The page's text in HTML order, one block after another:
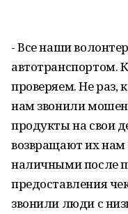
- Все наши
автотранспортом.
проверяем. Не раз,
нам звонили
продукты на свои
возвращают их
наличными после
предоставления
звонили люди с